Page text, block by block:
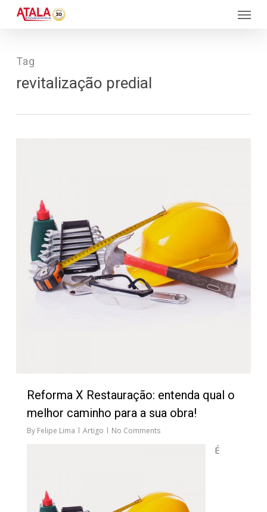
Menu
Tag
revitalização predial
Reforma X Restauração: entenda qual o
melhor caminho para a sua obra!
By Felipe Lima Artigo No Comments
É